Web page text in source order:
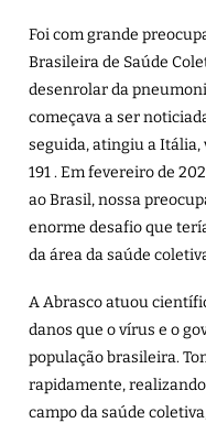
Foi com grande
Brasileira de Saúde
desenrolar da
começava a ser
seguida, atingiu a Itália,
191 . Em fevereiro de
ao Brasil, nossa
enorme desafio que
da área da saúde
A Abrasco atuou
danos que o vírus e o
população brasileira.
rapidamente,
campo da saúde